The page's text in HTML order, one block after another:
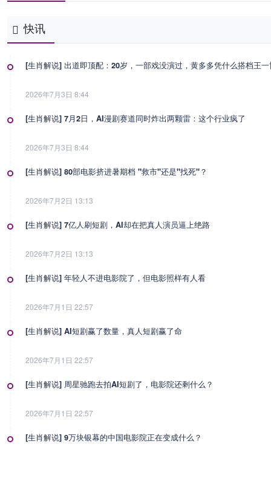
快讯
[生肖解说] 出道即顶配：20岁，一部戏没演过，黄多多凭什么搭档王
2026年7月3日 8:44
[生肖解说] 7月2日，AI漫剧赛道同时炸出两颗雷：这个行业疯了
2026年7月3日 8:44
[生肖解说] 80部电影挤进暑期档 "救市"还是"找死"？
2026年7月2日 13:13
[生肖解说] 7亿人刷短剧，AI却在把真人演员逼上绝路
2026年7月2日 13:13
[生肖解说] 年轻人不进电影院了，但电影照样有人看
2026年7月1日 22:57
[生肖解说] AI短剧赢了数量，真人短剧赢了命
2026年7月1日 22:57
[生肖解说] 周星驰跑去拍AI短剧了，电影院还剩什么？
2026年7月1日 22:57
[生肖解说] 9万块银幕的中国电影院正在变成什么？